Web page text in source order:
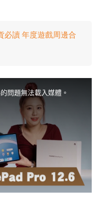
必讀 年度遊戲周邊合
問題無法載入媒體。